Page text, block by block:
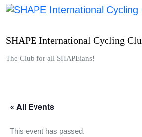
Skip
SHAPE International Cycling
The Club for all SHAPEians!
« All Events
This event has passed.